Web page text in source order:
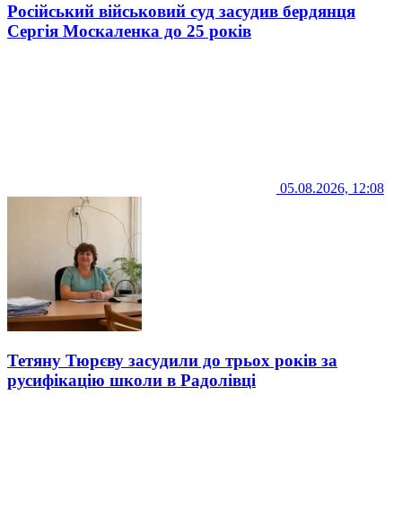
Російський військовий суд засудив бердянця
Сергія Москаленка до 25 років
05.08.2026, 12:08
Тетяну Тюрєву засудили до трьох років за
русифікацію школи в Радолівці